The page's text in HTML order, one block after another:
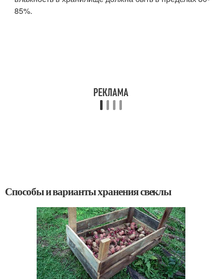
85%.
Способы и варианты хранения свеклы